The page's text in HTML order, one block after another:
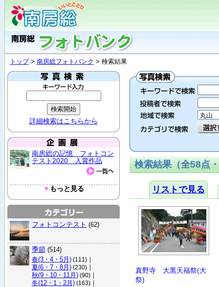
トップ> 南房総フォトバンク > 検索結果
詳細検索はこちらから
南房総の記憶 フォトコン
テスト2020 入賞作品
▼ もっと見る
フォトコンテスト (62)
季節 (514)
春(3・4・5月) (111) ｜
夏(6・7・8月) (230) ｜
秋(9・10・11月) (90) ｜
冬(12・1・2月) (163) ｜
検索結果（全58点
リストで見る
真野寺 大黒天福祭(大
祭)